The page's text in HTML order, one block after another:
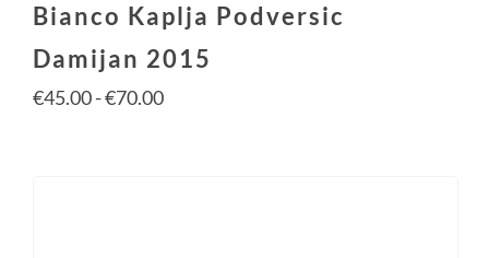
Bianco Kaplja Podversic
Damijan 2015
€45.00-€70.00